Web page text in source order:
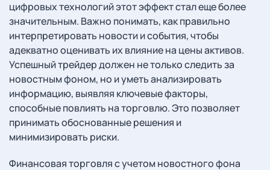
цифровых технологий этот эффект стал еще более
значительным. Важно понимать, как правильно
интерпретировать новости и события, чтобы
адекватно оценивать их влияние на цены активов.
Успешный трейдер должен не только следить за
новостным фоном, но и уметь анализировать
информацию, выявляя ключевые факторы,
способные повлиять на торговлю. Это позволяет
принимать обоснованные решения и
минимизировать риски.
Финансовая торговля с учетом новостного фона